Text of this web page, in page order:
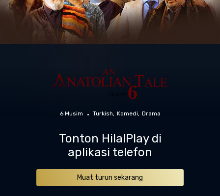
6 Musim Turkish Komedi Drama
Tonton HilalPlay di
aplikasi telefon
Muat turun sekarang